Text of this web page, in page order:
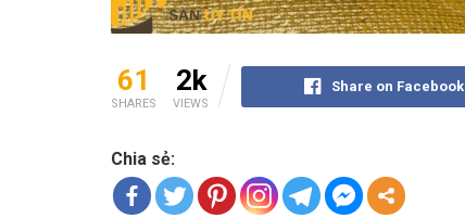
61
SHARES
2k
VIEWS
Share on Facebook
Chia sẻ: